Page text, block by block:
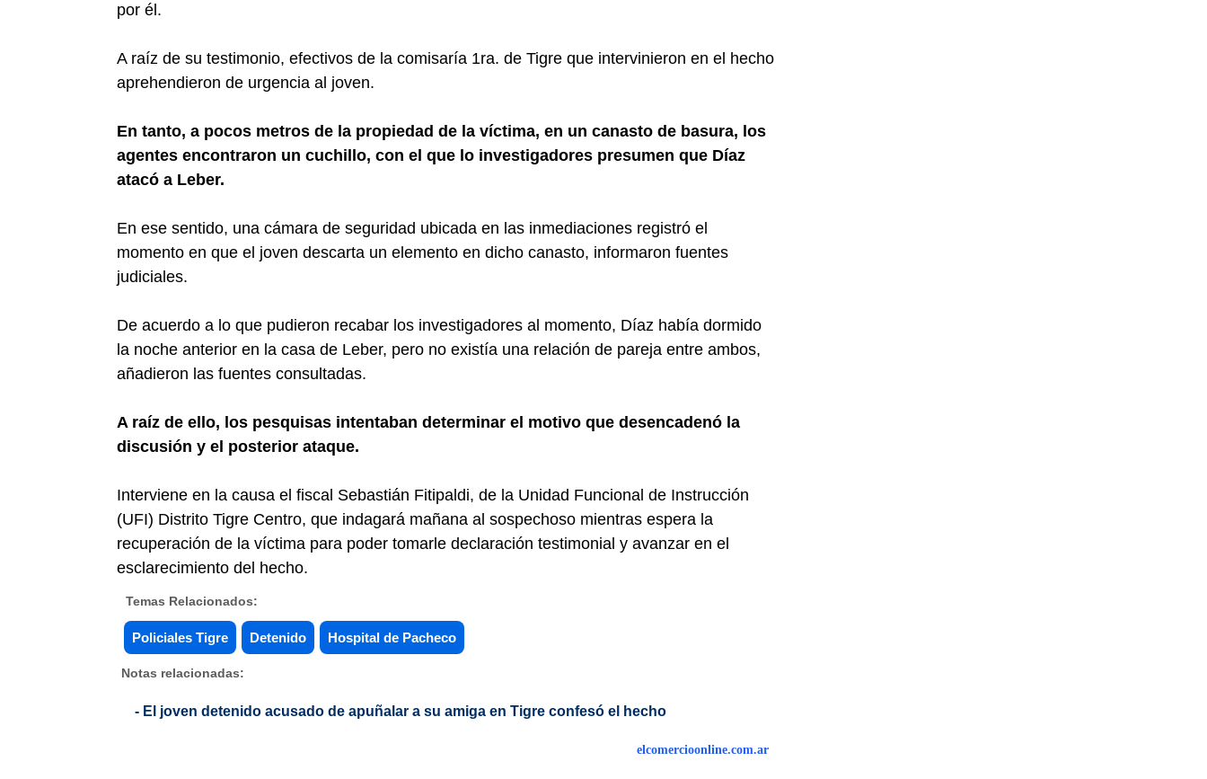
por él.
A raíz de su testimonio, efectivos de la comisaría 1ra. de Tigre que intervinieron en el hecho
aprehendieron de urgencia al joven.
En tanto, a pocos metros de la propiedad de la víctima, en un canasto de basura, los
agentes encontraron un cuchillo, con el que lo investigadores presumen que Díaz
atacó a Leber.
En ese sentido, una cámara de seguridad ubicada en las inmediaciones registró el
momento en que el joven descarta un elemento en dicho canasto, informaron fuentes
judiciales.
De acuerdo a lo que pudieron recabar los investigadores al momento, Díaz había dormido
la noche anterior en la casa de Leber, pero no existía una relación de pareja entre ambos,
añadieron las fuentes consultadas.
A raíz de ello, los pesquisas intentaban determinar el motivo que desencadenó la
discusión y el posterior ataque.
Interviene en la causa el fiscal Sebastián Fitipaldi, de la Unidad Funcional de Instrucción
(UFI) Distrito Tigre Centro, que indagará mañana al sospechoso mientras espera la
recuperación de la víctima para poder tomarle declaración testimonial y avanzar en el
esclarecimiento del hecho.
Temas Relacionados:
Policiales Tigre Detenido Hospital de Pacheco
Notas relacionadas:
- El joven detenido acusado de apuñalar a su amiga en Tigre confesó el hecho
elcomercioonline.com.ar